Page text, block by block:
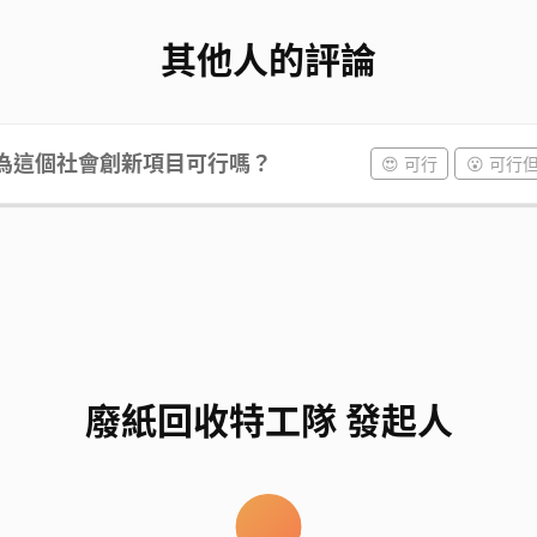
其他人的評論
這個社會創新項目可行嗎？ 😍 可行 😮 可行
廢紙回收特工隊 發起人